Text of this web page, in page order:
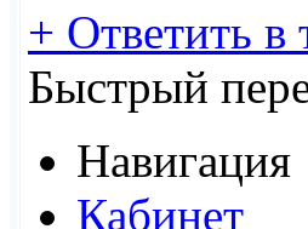
+ Ответить в
Быстрый
Навигация
Кабинет